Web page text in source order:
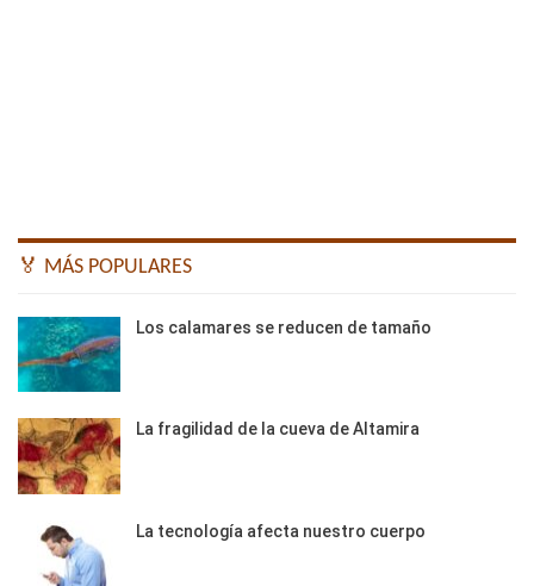
🏅 MÁS POPULARES
Los calamares se reducen de tamaño
La fragilidad de la cueva de Altamira
La tecnología afecta nuestro cuerpo